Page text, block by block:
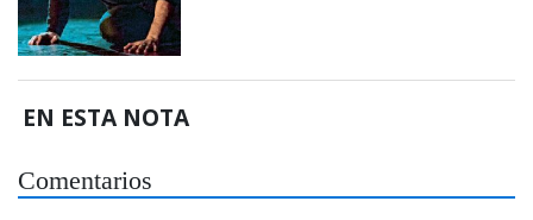
EN ESTA NOTA
Comentarios